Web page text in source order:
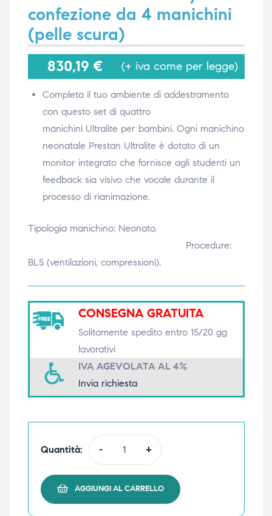
confezione da 4 manichini
(pelle scura)
830,19 € (+ iva come per legge)
Completa il tuo ambiente di addestramento
con questo set di quattro
manichini Ultralite per bambini. Ogni manichino
neonatale Prestan Ultralite è dotato di un
monitor integrato che fornisce agli studenti un
feedback sia visivo che vocale durante il
processo di rianimazione.
Tipologia manichino: Neonato.
Procedure:
BLS (ventilazioni, compressioni).
CONSEGNA GRATUITA
Solitamente spedito entro 15/20 gg
lavorativi
IVA AGEVOLATA AL 4%
Invia richiesta
Quantità: - +
AGGIUNGI AL CARRELLO